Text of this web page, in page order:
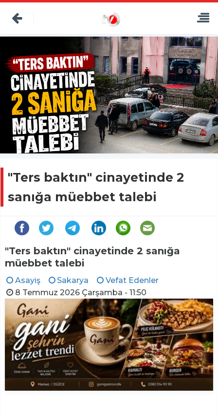
"Ters baktın" cinayetinde 2
sanığa müebbet talebi
"Ters baktın" cinayetinde 2 sanığa
müebbet talebi
Asayiş Sakarya
Vefat Edenler
8 Temmuz 2026 Çarşamba - 11:50